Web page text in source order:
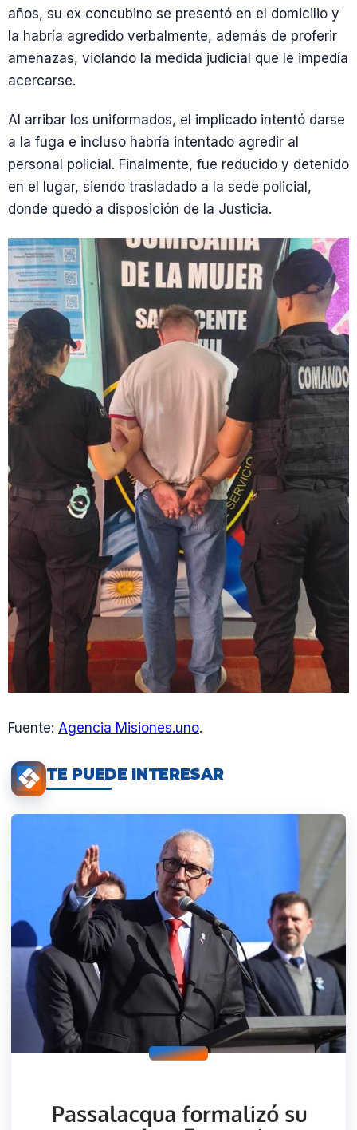
años, su ex concubino se presentó en el domicilio y
la habría agredido verbalmente, además de proferir
amenazas, violando la medida judicial que le impedía
acercarse.
Al arribar los uniformados, el implicado intentó darse
a la fuga e incluso habría intentado agredir al
personal policial. Finalmente, fue reducido y detenido
en el lugar, siendo trasladado a la sede policial,
donde quedó a disposición de la Justicia.
Fuente: Agencia Misiones.uno.
TE PUEDE INTERESAR